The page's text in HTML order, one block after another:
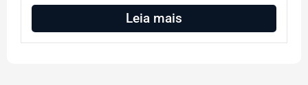
Leia mais